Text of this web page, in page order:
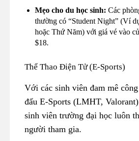
Mẹo cho du học sinh: Các
thường có “Student Night” (Ví
hoặc Thứ Năm) với giá vé vào
$18.
Thể Thao Điện Tử (E-Sports)
Với các sinh viên đam mê
đấu E-Sports (LMHT,
sinh viên trường đại học luôn
người tham gia.